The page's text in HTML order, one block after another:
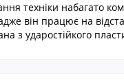
техніки набагато
він працює на
з ударостійкого